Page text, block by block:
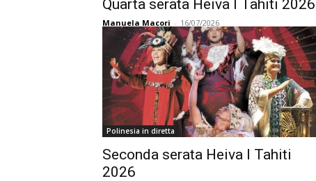
Quarta serata Heiva I Tahiti 2026
Manuela Macori - 16/07/2026
Polinesia in diretta
Seconda serata Heiva I Tahiti
2026